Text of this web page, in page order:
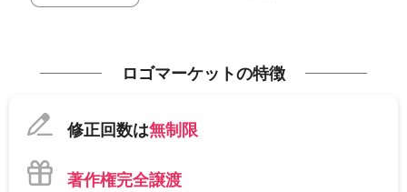
ロゴマーケットの特徴
修正回数は無制限
著作権完全譲渡